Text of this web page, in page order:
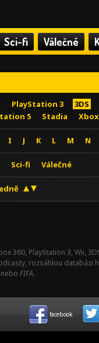
Sci-fi Válečné
PlayStation 3 3DS
5 Stadia
I J K L M N
Sci-fi Válečné
360, PlayStation 3, Wii,
rozsáhlou databázi
nebo FIFA.
facebook